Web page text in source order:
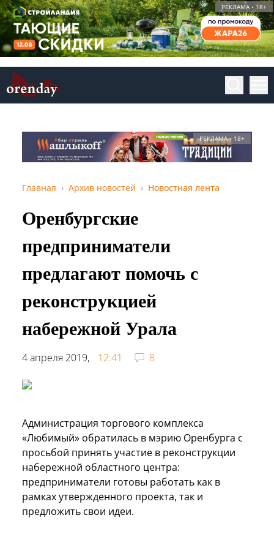
РЕКЛАМА • 18+
РЕКЛАМА • 18+
Главная Архив новостей Новостная лента
Оренбургские
предприниматели
предлагают помочь с
реконструкцией
набережной Урала
4 апреля 2019, 12:41 8
Администрация торгового комплекса
«Любимый» обратилась в мэрию Оренбурга с
просьбой принять участие в реконструкции
набережной областного центра:
предприниматели готовы работать как в
рамках утвержденного проекта, так и
предложить свои идеи.